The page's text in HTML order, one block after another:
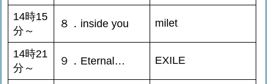
14時15
分～
８．inside you milet
14時21
分～
９．Eternal… EXILE